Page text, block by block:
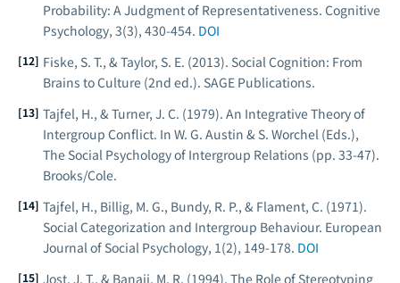
Probability: A Judgment of Representativeness. Cognitive
Psychology, 3(3), 430-454. DOI
Fiske, S. T., & Taylor, S. E. (2013). Social Cognition: From
Brains to Culture (2nd ed.). SAGE Publications.
Tajfel, H., & Turner, J. C. (1979). An Integrative Theory of
Intergroup Conflict. In W. G. Austin & S. Worchel (Eds.),
The Social Psychology of Intergroup Relations (pp. 33-47).
Brooks/Cole.
Tajfel, H., Billig, M. G., Bundy, R. P., & Flament, C. (1971).
Social Categorization and Intergroup Behaviour. European
Journal of Social Psychology, 1(2), 149-178. DOI
Jost, J. T., & Banaji, M. R. (1994). The Role of Stereotyping